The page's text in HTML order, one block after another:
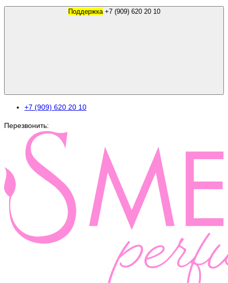
Поддержка +7 (909) 620 20 10
+7 (909) 620 20 10
Перезвонить: